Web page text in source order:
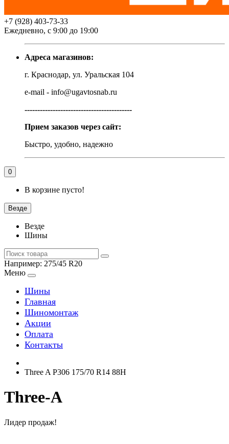
+7 (928) 403-73-33
Ежедневно, с 9:00 до 19:00
Адреса магазинов:
г. Краснодар, ул. Уральская 104
e-mail - info@ugavtosnab.ru
------------------------------------------
Прием заказов через сайт:
Быстро, удобно, надежно
0
В корзине пусто!
Везде
Везде
Шины
Например: 275/45 R20
Меню
Шины
Главная
Шиномонтаж
Акции
Оплата
Контакты
Three A P306 175/70 R14 88H
Three-A
Лидер продаж!